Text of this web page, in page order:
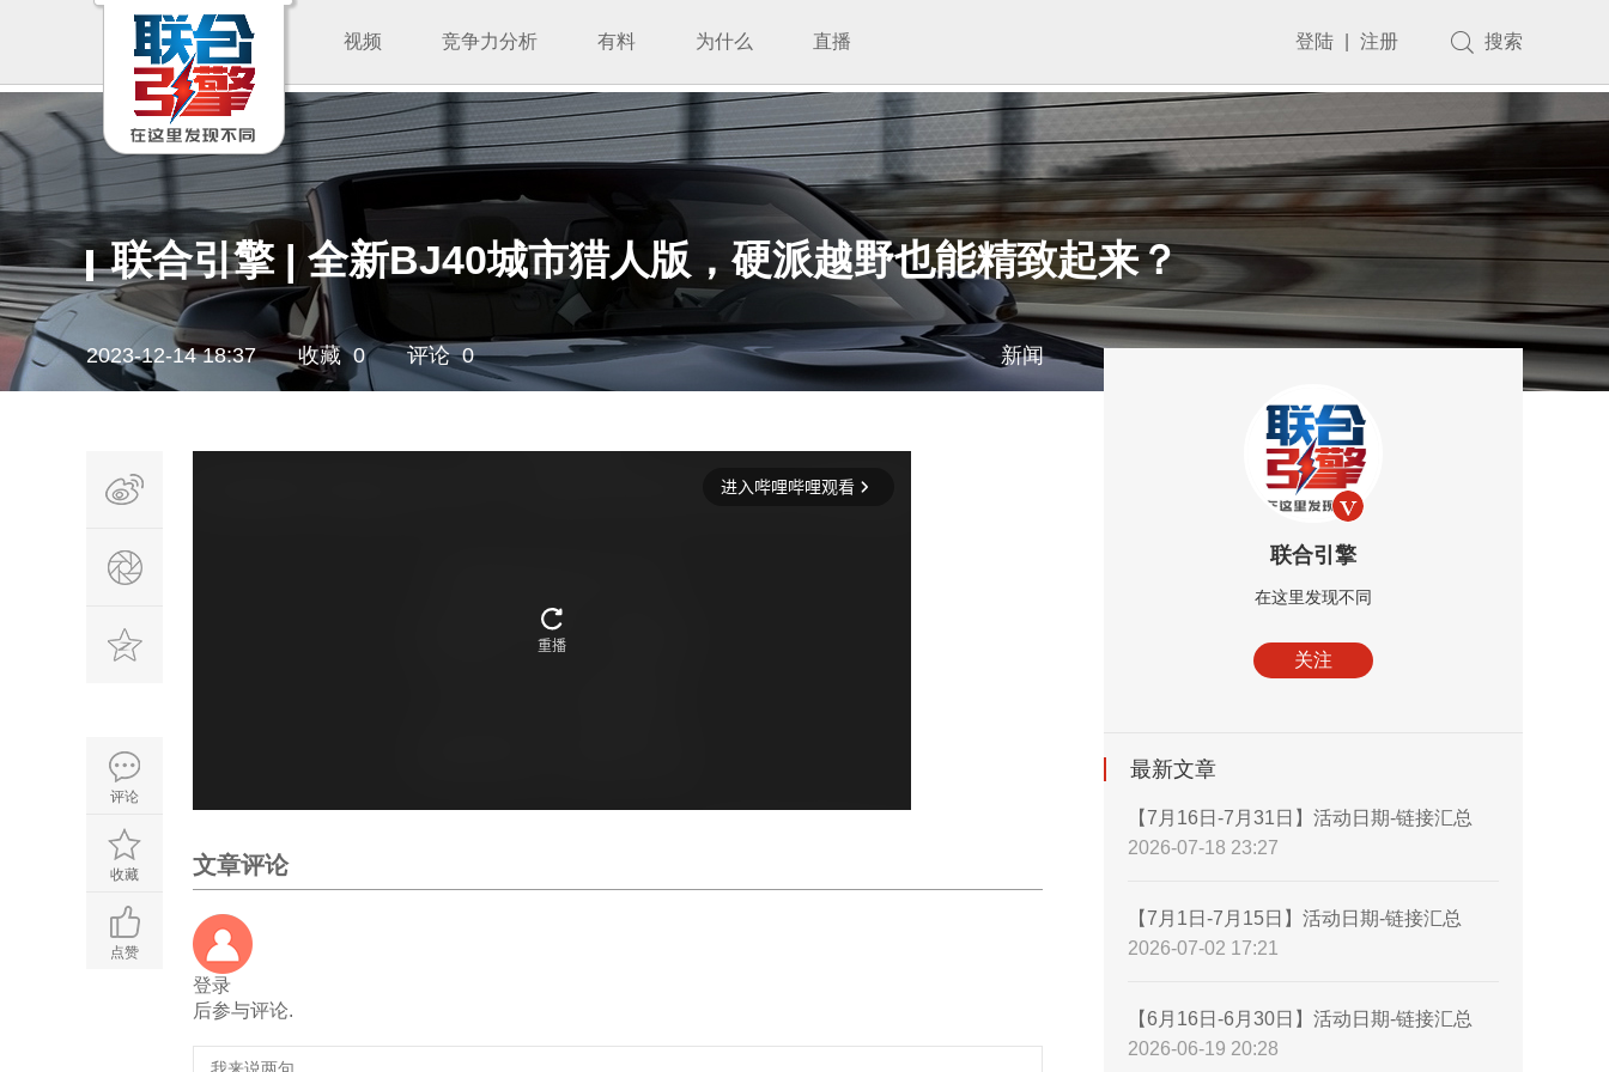
视频 竞争力分析 有料 为什么 直播 登陆 注册 搜索
联合引擎 | 全新BJ40城市猎人版，硬派越野也能精致起来？
2023-12-14 18:37 收藏 0 评论 0 新闻
评论
收藏
点赞
文章评论
登录
后参与评论.
联合引擎
在这里发现不同
关注
最新文章
【7月16日-7月31日】活动日期-链接汇总
2026-07-18 23:27
【7月1日-7月15日】活动日期-链接汇总
2026-07-02 17:21
【6月16日-6月30日】活动日期-链接汇总
2026-06-19 20:28